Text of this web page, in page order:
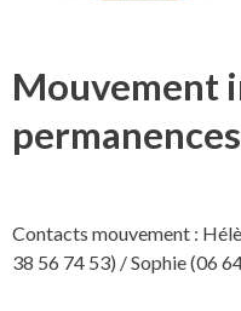
Mouvement
Contacts mouvement :
38 56 74 53) / Sophie (06